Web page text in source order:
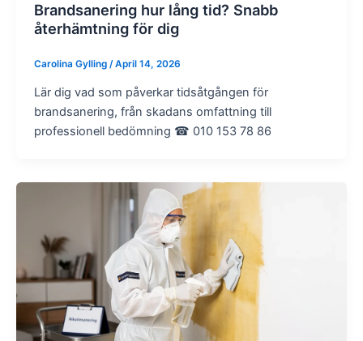
Brandsanering hur lång tid? Snabb
återhämtning för dig
Carolina Gylling /April 14, 2026
Lär dig vad som påverkar tidsåtgången för
brandsanering, från skadans omfattning till
professionell bedömning ☎ 010 153 78 86